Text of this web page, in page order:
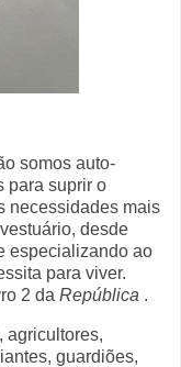
somos auto-
para suprir o
necessidades mais
desde
especializando ao
para viver.
2 da República .
agricultores,
guardiões,